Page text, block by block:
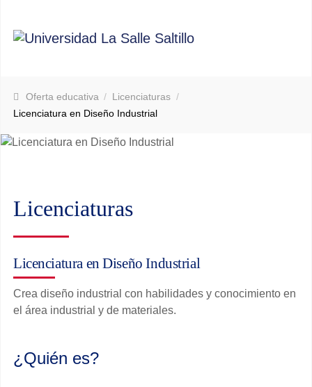
Oferta educativa
Licenciaturas
Licenciatura en Diseño Industrial
Licenciaturas
Licenciatura en Diseño Industrial
Crea diseño industrial con habilidades y conocimiento en
el área industrial y de materiales.
¿Quién es?